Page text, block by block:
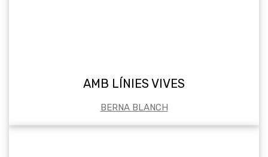
AMB LÍNIES VIVES
BERNA BLANCH